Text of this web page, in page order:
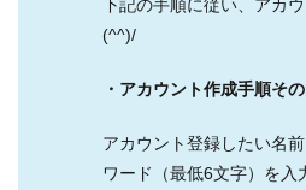
下記の手順に従い、アカ
(^^)/
・アカウント作成手順そ
アカウント登録したい名
ワード（最低6文字）を入